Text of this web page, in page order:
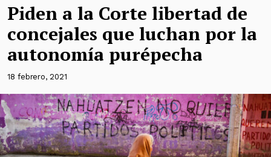
Piden a la Corte libertad de
concejales que luchan por la
autonomía purépecha
18 febrero, 2021